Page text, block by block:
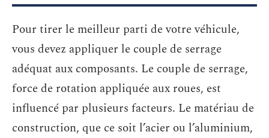
Pour tirer le meilleur parti de votre véhicule,
vous devez appliquer le couple de serrage
adéquat aux composants. Le couple de serrage,
force de rotation appliquée aux roues, est
influencé par plusieurs facteurs. Le matériau de
construction, que ce soit l’acier ou l’aluminium,